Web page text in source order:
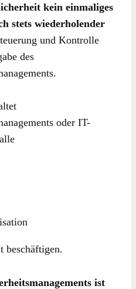
kein einmaliges
stets wiederholender
und Kontrolle
des
oder IT-
beschäftigen.
ist